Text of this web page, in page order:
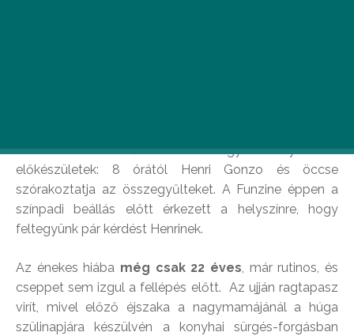
Az Eiffel téren lévőZsiráfnálnagyban folynak az
előkészületek: 8 órától Henri Gonzo és öccse
szórakoztatja az összegyűlteket. A Funzine éppen a
színpadi beállás előtt érkezett a helyszínre, hogy
feltegyünk pár kérdést Henrinek.
Az énekes hiába még csak 22 éves, már rutinos, és
cseppet sem izgul a fellépés előtt. Az ujján ragtapasz
virít, mivel előző éjszaka a nagymamájánál a húga
szülinapjára készülvén a konyhai sürgés-forgásban